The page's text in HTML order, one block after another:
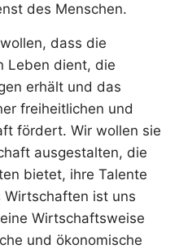
des Menschen.
dass die
Leben dient, die
erhält und das
freiheitlichen und
fördert. Wir wollen sie
ausgestalten, die
bietet, ihre Talente
Wirtschaften ist uns
Wirtschaftsweise
und ökonomische